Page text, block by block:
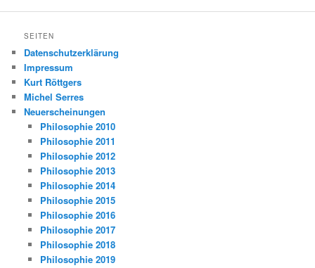
SEITEN
Datenschutzerklärung
Impressum
Kurt Röttgers
Michel Serres
Neuerscheinungen
Philosophie 2010
Philosophie 2011
Philosophie 2012
Philosophie 2013
Philosophie 2014
Philosophie 2015
Philosophie 2016
Philosophie 2017
Philosophie 2018
Philosophie 2019